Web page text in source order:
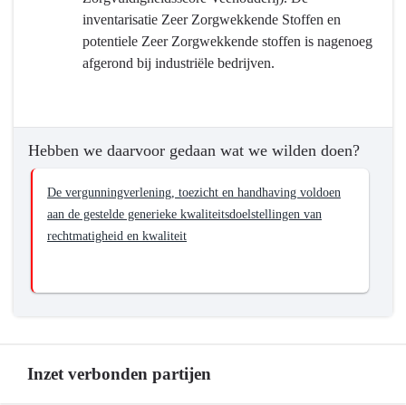
Handhaving
aan
een
gezonde
fysieke
leefomgeving
goed
inventarisatie Zeer Zorgwekkende Stoffen en
potentiele Zeer Zorgwekkende stoffen is nagenoeg
afgerond bij industriële bedrijven.
Hebben we daarvoor gedaan wat we wilden doen?
De vergunningverlening, toezicht en handhaving voldoen
aan de gestelde generieke kwaliteitsdoelstellingen van
rechtmatigheid en kwaliteit
Inzet verbonden partijen